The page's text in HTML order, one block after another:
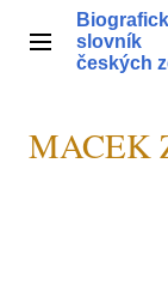
obsahHlavní menu
slovník
českých
MACEK